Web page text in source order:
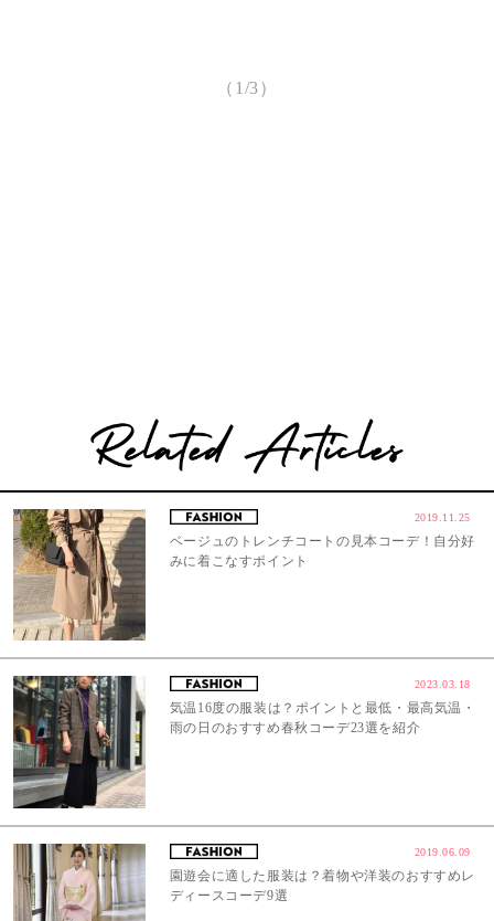
（1/3）
2019.11.25
ベージュのトレンチコートの見本コーデ！自分好
みに着こなすポイント
2023.03.18
気温16度の服装は？ポイントと最低・最高気温・
雨の日のおすすめ春秋コーデ23選を紹介
2019.06.09
園遊会に適した服装は？着物や洋装のおすすめレ
ディースコーデ9選